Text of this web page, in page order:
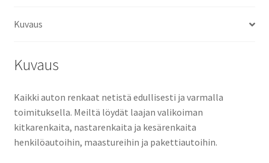
Kuvaus
Kuvaus
Kaikki auton renkaat netistä edullisesti ja varmalla
toimituksella. Meiltä löydät laajan valikoiman
kitkarenkaita, nastarenkaita ja kesärenkaita
henkilöautoihin, maastureihin ja pakettiautoihin.